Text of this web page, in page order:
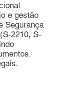
e gestão
Segurança
2210, S-